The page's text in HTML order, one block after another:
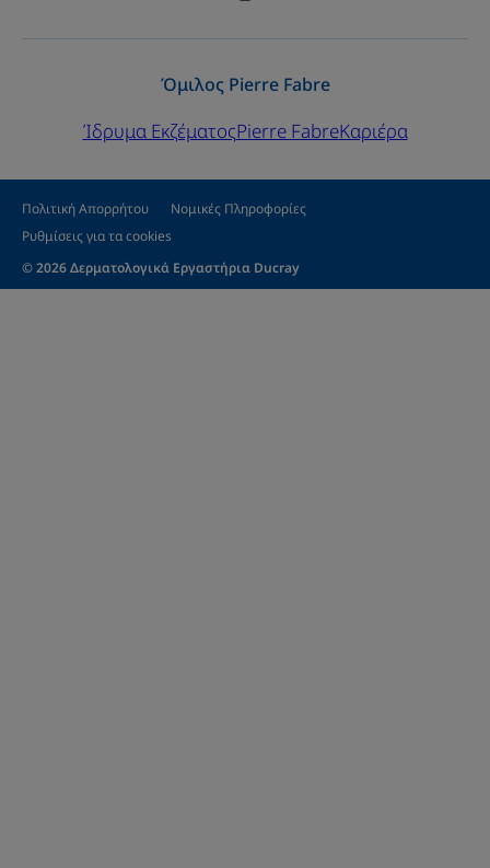
Όμιλος Pierre Fabre
Ίδρυμα ΕκζέματοςPierre FabreΚαριέρα
Πολιτική Απορρήτου
Νομικές Πληροφορίες
Ρυθμίσεις για τα cookies
© 2026 Δερματολογικά Εργαστήρια Ducray